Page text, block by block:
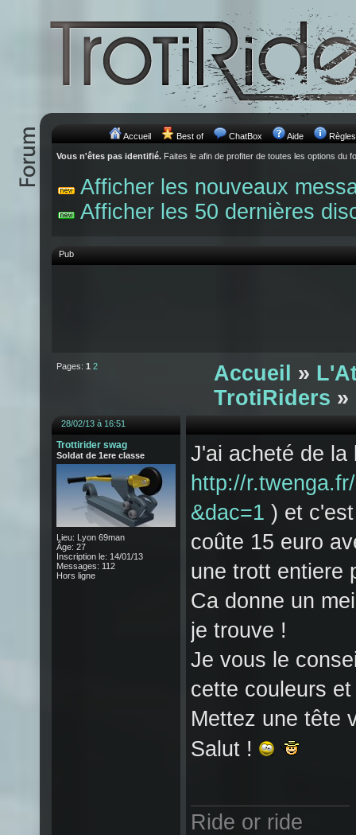
Accueil Best of ChatBox Aide Règles
Vous n'êtes pas identifié. Faites le afin de profiter de toutes les options du
Afficher les nouveaux
Afficher les 50 dernières
Pub
Pages: 1 2 Accueil »
TrotiRiders »
28/02/13 à 16:51
Trottirider swag
Soldat de 1ere classe
Lieu: Lyon 69man
Âge: 27
Inscription le: 14/01/13
Messages: 112
Hors ligne
J'ai acheté de la
http://
&dac=1 ) et
coûte 15 euro
une trott entiere
Ca donne un
je trouve !
Je vous le
cette couleurs
Mettez une tête
Salut !
Ride or ride